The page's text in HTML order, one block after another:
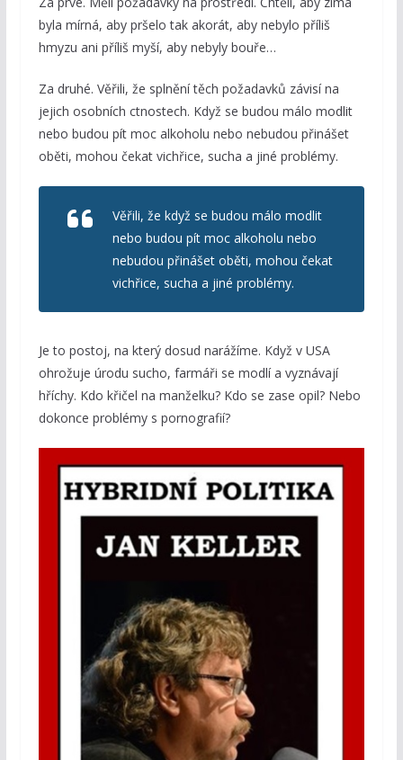
byla mírná, aby pršelo tak akorát, aby nebylo příliš
hmyzu ani příliš myší, aby nebyly bouře…
Za druhé. Věřili, že splnění těch požadavků závisí na
jejich osobních ctnostech. Když se budou málo modlit
nebo budou pít moc alkoholu nebo nebudou přinášet
oběti, mohou čekat vichřice, sucha a jiné problémy.
Věřili, že když se budou málo modlit
nebo budou pít moc alkoholu nebo
nebudou přinášet oběti, mohou čekat
vichřice, sucha a jiné problémy.
Je to postoj, na který dosud narážíme. Když v USA
ohrožuje úrodu sucho, farmáři se modlí a vyznávají
hříchy. Kdo křičel na manželku? Kdo se zase opil? Nebo
dokonce problémy s pornografií?